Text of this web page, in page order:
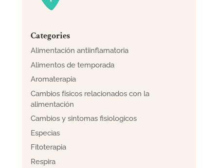
Categories
Alimentación antiinflamatoria
Alimentos de temporada
Aromaterapia
Cambios físicos relacionados con la
alimentación
Cambios y sintomas fisiologicos
Especias
Fitoterapia
Respira